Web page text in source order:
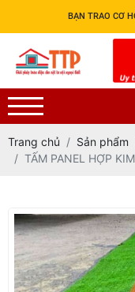
BẠN TRAO CƠ
Trang chủ Sản phẩm
TẤM PANEL HỢP